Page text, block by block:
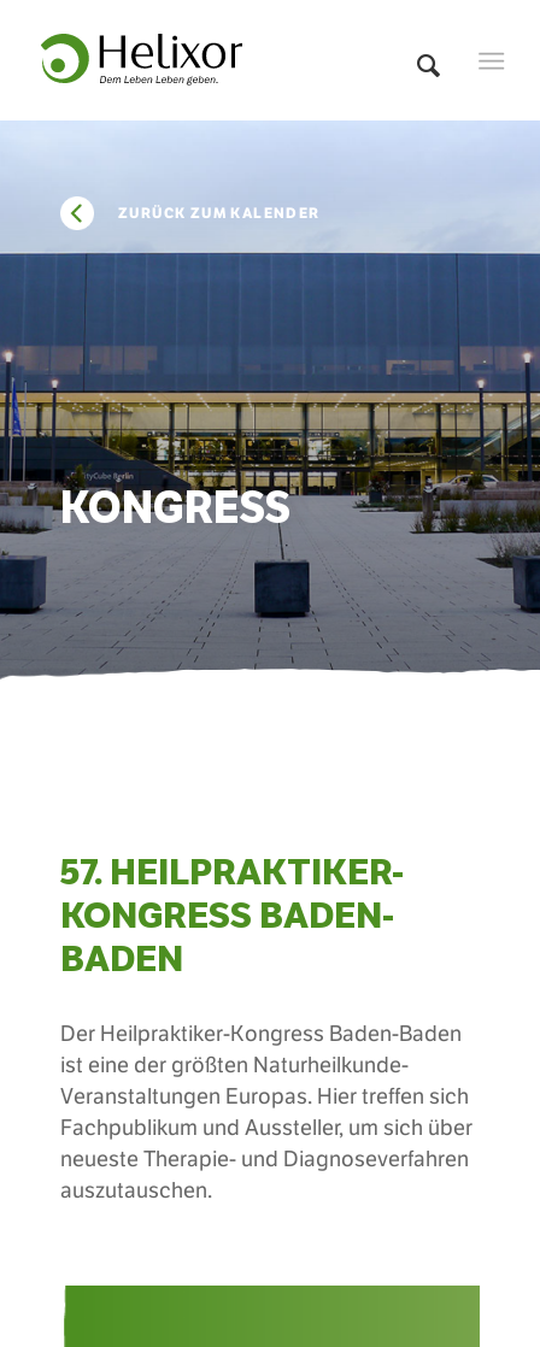
ZURÜCK ZUM KALENDER
KONGRESS
57. HEILPRAKTIKER-
KONGRESS BADEN-
BADEN
Der Heilpraktiker-Kongress Baden-Baden
ist eine der größten Naturheilkunde-
Veranstaltungen Europas. Hier treffen sich
Fachpublikum und Aussteller, um sich über
neueste Therapie- und Diagnoseverfahren
auszutauschen.